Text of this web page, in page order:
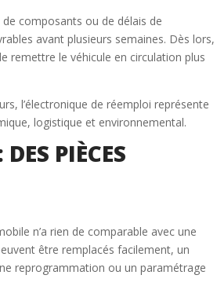
composants ou de délais de
avant plusieurs semaines. Dès lors,
remettre le véhicule en circulation plus
l’électronique de réemploi représente
logistique et environnemental.
PIÈCES
n’a rien de comparable avec une
être remplacés facilement, un
reprogrammation ou un paramétrage